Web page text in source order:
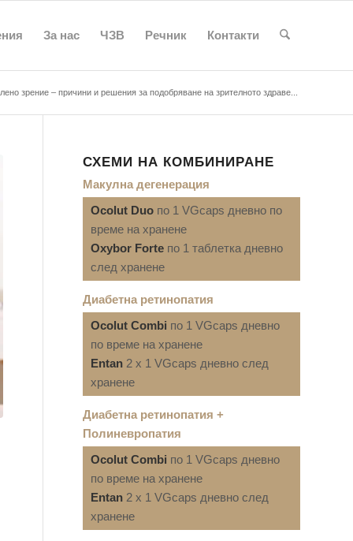
За нас ЧЗВ Речник Контакти
зрение – причини и решения за подобряване на зрителното здраве...
СХЕМИ НА КОМБИНИРАНЕ
Макулна дегенерация
Ocolut Duo по 1 VGcaps дневно по
време на хранене
Oxybor Forte по 1 таблетка дневно
след хранене
Диабетна ретинопатия
Ocolut Combi по 1 VGcaps дневно
по време на хранене
Entan 2 x 1 VGcaps дневно след
хранене
Диабетна ретинопатия +
Полиневропатия
Ocolut Combi по 1 VGcaps дневно
по време на хранене
Entan 2 x 1 VGcaps дневно след
хранене